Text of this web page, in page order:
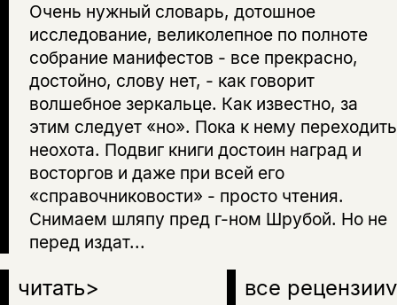
Очень нужный словарь, дотошное
исследование, великолепное по полноте
собрание манифестов - все прекрасно,
достойно, слову нет, - как говорит
волшебное зеркальце. Как известно, за
этим следует «но». Пока к нему переходить
неохота. Подвиг книги достоин наград и
восторгов и даже при всей его
«справочниковости» - просто чтения.
Снимаем шляпу пред г-ном Шрубой. Но не
перед издат...
читать> все рецензииv